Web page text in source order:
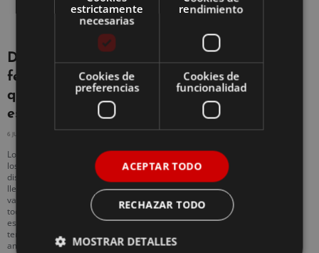
Descubre los mejores
festivales de España
que se van a celebrar
este verano
6 JULIO, 2023
Los mejores festivales de España no te
los puedes perder si estás buscando
disfrutar a lo grande. Este país vibrante y
lleno de cultura ofrece una amplia
variedad de festivales que satisfacen
todos los gustos musicales. Desde
estilos clásicos hasta las últimas
tendencias, hay algo para todos los
amantes de la música.
estrictamente
necesarias
rendimiento
Cookies de
preferencias
Cookies de
funcionalidad
ACEPTAR TODO
RECHAZAR TODO
MOSTRAR DETALLES